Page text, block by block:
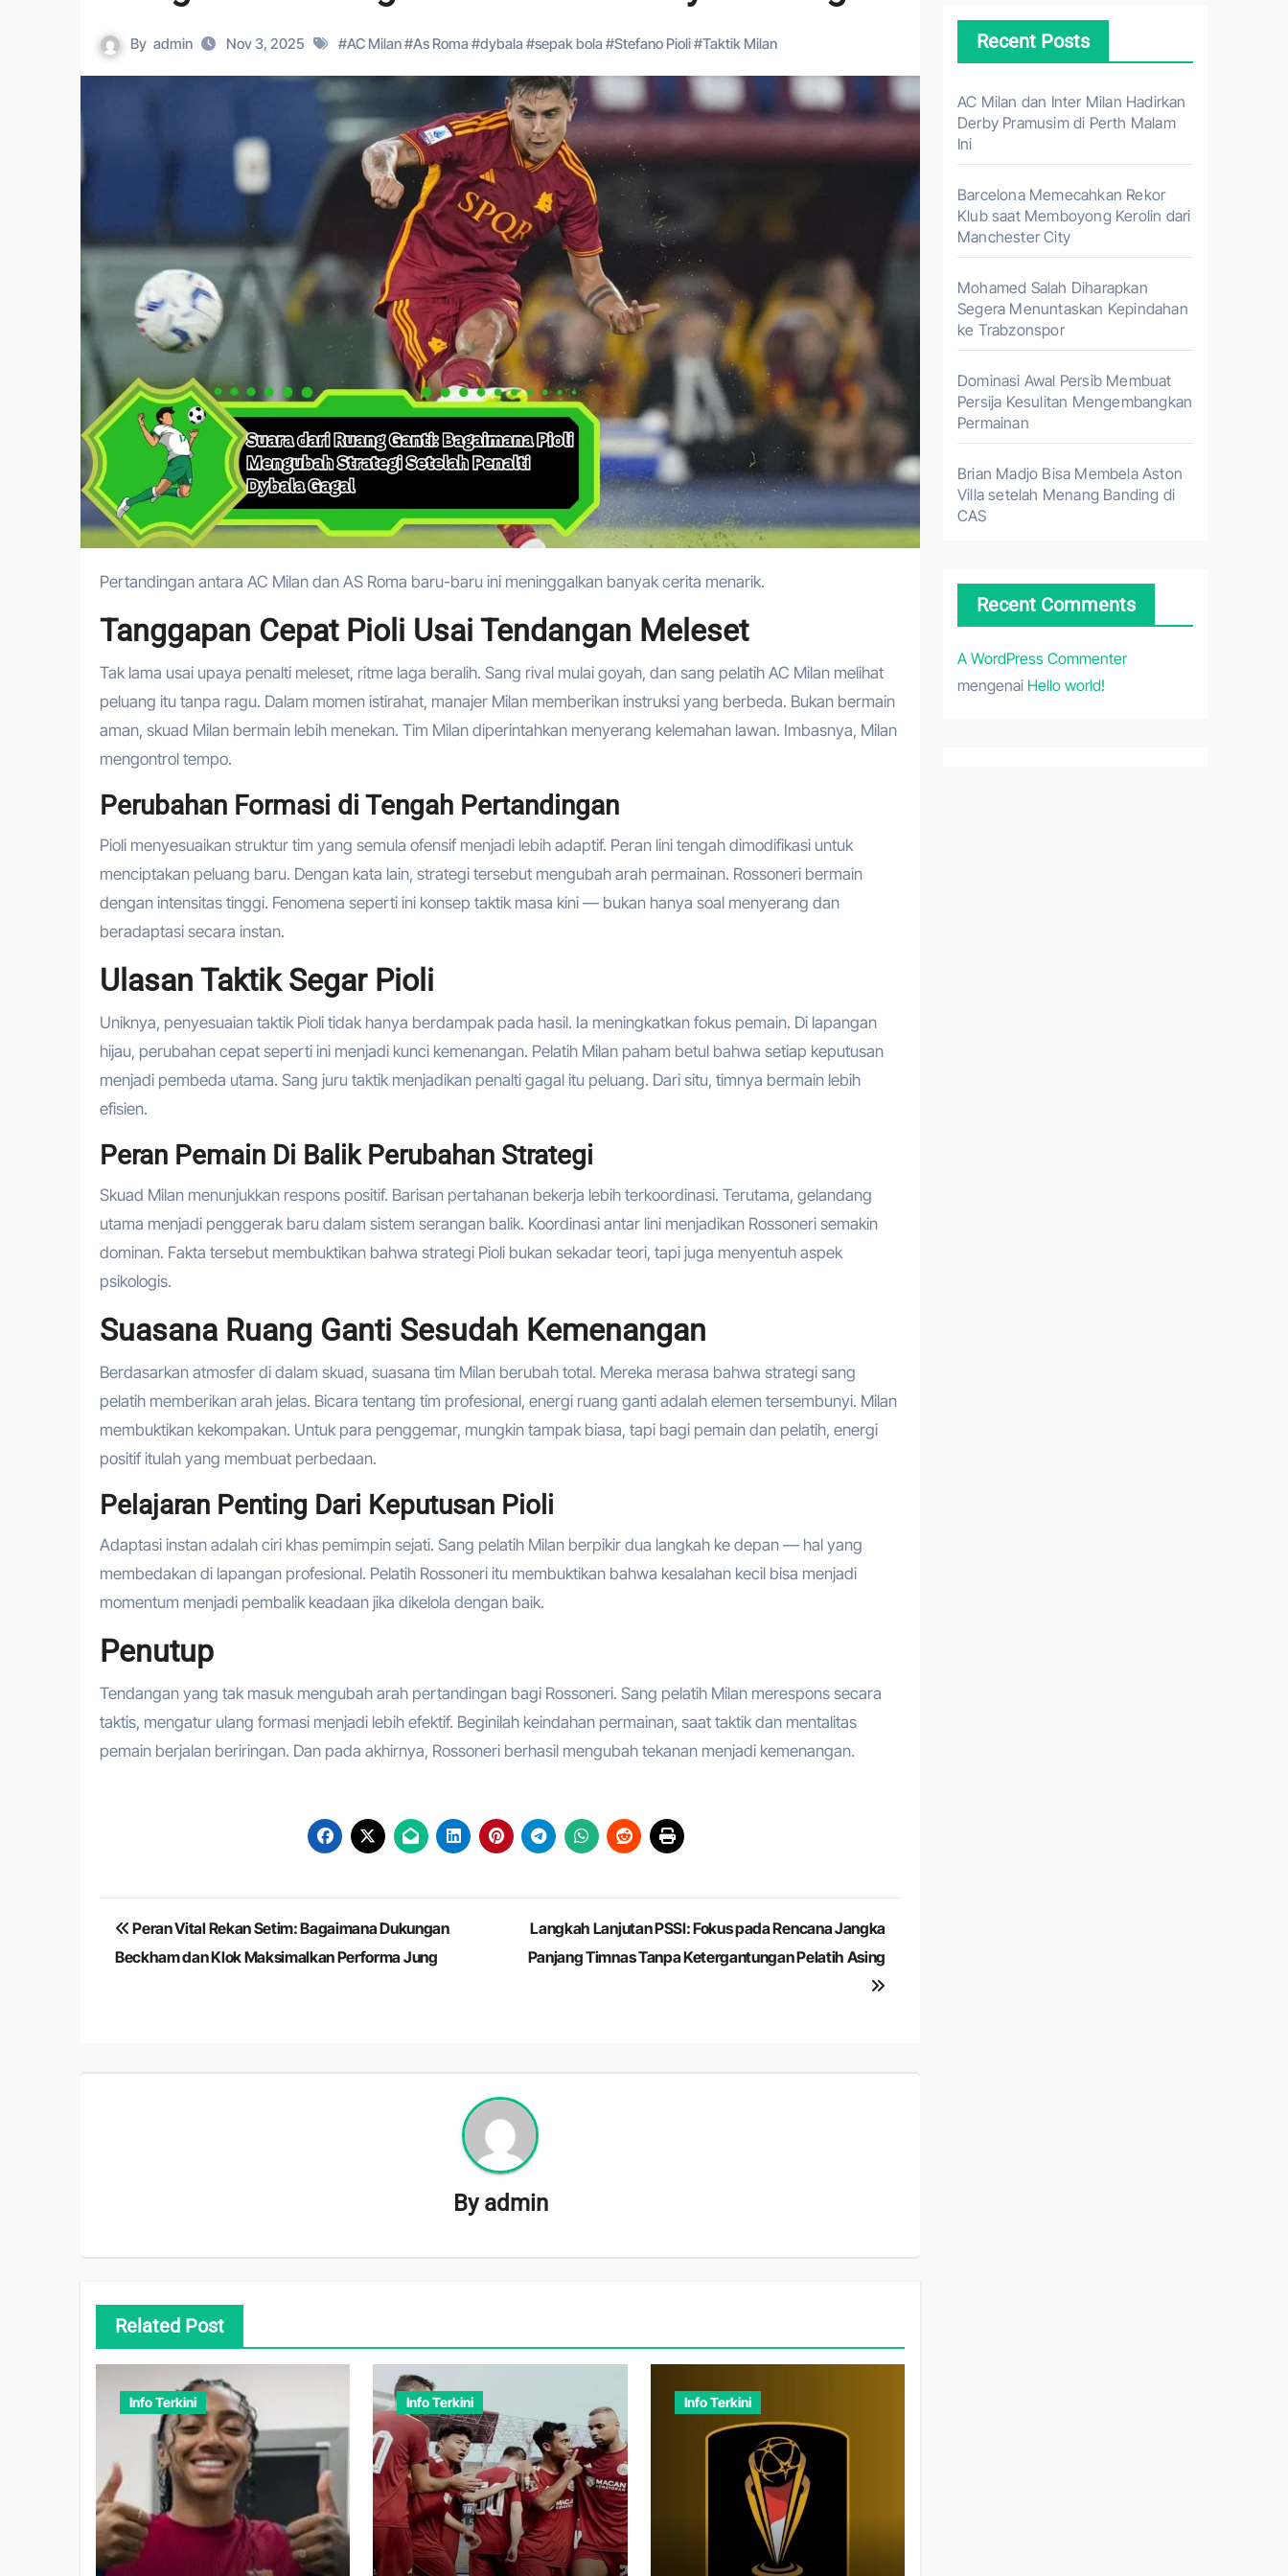
By admin Nov 3, 2025 #AC Milan#As Roma#dybala#sepak bola#Stefano Pioli#Taktik Milan
Pertandingan antara AC Milan dan AS Roma baru-baru ini meninggalkan banyak cerita menarik.
Tanggapan Cepat Pioli Usai Tendangan Meleset
Tak lama usai upaya penalti meleset, ritme laga beralih. Sang rival mulai goyah, dan sang pelatih AC Milan melihat
peluang itu tanpa ragu. Dalam momen istirahat, manajer Milan memberikan instruksi yang berbeda. Bukan bermain
aman, skuad Milan bermain lebih menekan. Tim Milan diperintahkan menyerang kelemahan lawan. Imbasnya, Milan
mengontrol tempo.
Perubahan Formasi di Tengah Pertandingan
Pioli menyesuaikan struktur tim yang semula ofensif menjadi lebih adaptif. Peran lini tengah dimodifikasi untuk
menciptakan peluang baru. Dengan kata lain, strategi tersebut mengubah arah permainan. Rossoneri bermain
dengan intensitas tinggi. Fenomena seperti ini konsep taktik masa kini — bukan hanya soal menyerang dan
beradaptasi secara instan.
Ulasan Taktik Segar Pioli
Uniknya, penyesuaian taktik Pioli tidak hanya berdampak pada hasil. Ia meningkatkan fokus pemain. Di lapangan
hijau, perubahan cepat seperti ini menjadi kunci kemenangan. Pelatih Milan paham betul bahwa setiap keputusan
menjadi pembeda utama. Sang juru taktik menjadikan penalti gagal itu peluang. Dari situ, timnya bermain lebih
efisien.
Peran Pemain Di Balik Perubahan Strategi
Skuad Milan menunjukkan respons positif. Barisan pertahanan bekerja lebih terkoordinasi. Terutama, gelandang
utama menjadi penggerak baru dalam sistem serangan balik. Koordinasi antar lini menjadikan Rossoneri semakin
dominan. Fakta tersebut membuktikan bahwa strategi Pioli bukan sekadar teori, tapi juga menyentuh aspek
psikologis.
Suasana Ruang Ganti Sesudah Kemenangan
Berdasarkan atmosfer di dalam skuad, suasana tim Milan berubah total. Mereka merasa bahwa strategi sang
pelatih memberikan arah jelas. Bicara tentang tim profesional, energi ruang ganti adalah elemen tersembunyi. Milan
membuktikan kekompakan. Untuk para penggemar, mungkin tampak biasa, tapi bagi pemain dan pelatih, energi
positif itulah yang membuat perbedaan.
Pelajaran Penting Dari Keputusan Pioli
Adaptasi instan adalah ciri khas pemimpin sejati. Sang pelatih Milan berpikir dua langkah ke depan — hal yang
membedakan di lapangan profesional. Pelatih Rossoneri itu membuktikan bahwa kesalahan kecil bisa menjadi
momentum menjadi pembalik keadaan jika dikelola dengan baik.
Penutup
Tendangan yang tak masuk mengubah arah pertandingan bagi Rossoneri. Sang pelatih Milan merespons secara
taktis, mengatur ulang formasi menjadi lebih efektif. Beginilah keindahan permainan, saat taktik dan mentalitas
pemain berjalan beriringan. Dan pada akhirnya, Rossoneri berhasil mengubah tekanan menjadi kemenangan.
Navigasi
pos
Peran Vital Rekan Setim: Bagaimana Dukungan
Beckham dan Klok Maksimalkan Performa Jung
Langkah Lanjutan PSSI: Fokus pada Rencana Jangka
Panjang Timnas Tanpa Ketergantungan Pelatih Asing
By admin
Related Post
Info Terkini Info Terkini Info Terkini
Recent Posts
AC Milan dan Inter Milan Hadirkan
Derby Pramusim di Perth Malam
Ini
Barcelona Memecahkan Rekor
Klub saat Memboyong Kerolin dari
Manchester City
Mohamed Salah Diharapkan
Segera Menuntaskan Kepindahan
ke Trabzonspor
Dominasi Awal Persib Membuat
Persija Kesulitan Mengembangkan
Permainan
Brian Madjo Bisa Membela Aston
Villa setelah Menang Banding di
CAS
Recent Comments
A WordPress Commenter
mengenai Hello world!